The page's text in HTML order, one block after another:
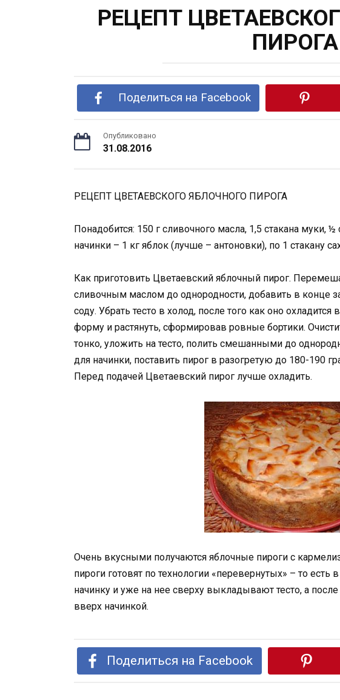
РЕЦЕПТ
ПИРОГА
Поделиться на Facebook
Опубликовано
31.08.2016
РЕЦЕПТ ЦВЕТАЕВСКОГО ЯБЛОЧНОГО ПИРОГА
Понадобится: 150 г сливочного масла, 1,5 стакана муки,
начинки – 1 кг яблок (лучше – антоновки), по 1 стакану
Как приготовить Цветаевский яблочный пирог.
сливочным маслом до однородности, добавить в конце
соду. Убрать тесто в холод, после того как оно
форму и растянуть, сформировав ровные бортики.
тонко, уложить на тесто, полить смешанными до
для начинки, поставить пирог в разогретую до 180-190
Перед подачей Цветаевский пирог лучше охладить.
Очень вкусными получаются яблочные пироги с
пироги готовят по технологии «перевернутых» – то
начинку и уже на нее сверху выкладывают тесто, а
вверх начинкой.
Поделиться на Facebook